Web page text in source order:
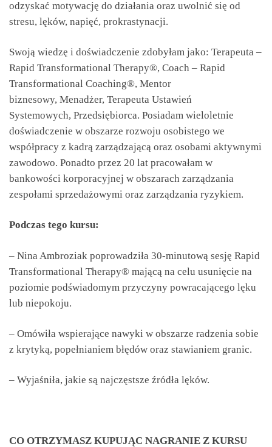
odzyskać motywację do działania oraz uwolnić się od
stresu, lęków, napięć, prokrastynacji.
Swoją wiedzę i doświadczenie zdobyłam jako: Terapeuta –
Rapid Transformational Therapy®, Coach – Rapid
Transformational Coaching®, Mentor
biznesowy, Menadżer, Terapeuta Ustawień
Systemowych, Przedsiębiorca. Posiadam wieloletnie
doświadczenie w obszarze rozwoju osobistego we
współpracy z kadrą zarządzającą oraz osobami aktywnymi
zawodowo. Ponadto przez 20 lat pracowałam w
bankowości korporacyjnej w obszarach zarządzania
zespołami sprzedażowymi oraz zarządzania ryzykiem.
Podczas tego kursu:
– Nina Ambroziak poprowadziła 30-minutową sesję Rapid
Transformational Therapy® mającą na celu usunięcie na
poziomie podświadomym przyczyny powracającego lęku
lub niepokoju.
– Omówiła wspierające nawyki w obszarze radzenia sobie
z krytyką, popełnianiem błędów oraz stawianiem granic.
– Wyjaśniła, jakie są najczęstsze źródła lęków.
CO OTRZYMASZ KUPUJĄC NAGRANIE Z KURSU